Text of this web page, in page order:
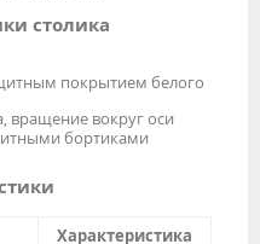
столика
покрытием белого
вращение вокруг оси
бортиками
Характеристика